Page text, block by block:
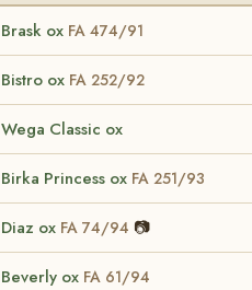
Brask ox FA 474/91
Bistro ox FA 252/92
Wega Classic ox
Birka Princess ox FA 251/93
Diaz ox FA 74/94 📷
Beverly ox FA 61/94